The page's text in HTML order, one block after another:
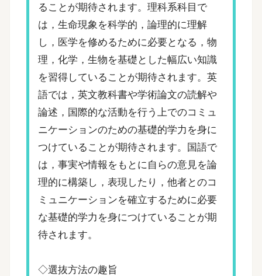
ることが期待されます。理科系科目で
は，生命現象を科学的，論理的に理解
し，医学を修めるために必要となる，物
理，化学，生物を基礎とした幅広い知識
を習得していることが期待されます。英
語では，英文教科書や学術論文の読解や
論述，国際的な活動を行う上でのコミュ
ニケーションのための基礎的学力を身に
つけていることが期待されます。国語で
は，事実や情報をもとに自らの意見を論
理的に構築し，表現したり，他者とのコ
ミュニケーションを確立するために必要
な基礎的学力を身につけていることが期
待されます。
◇選抜方法の趣旨